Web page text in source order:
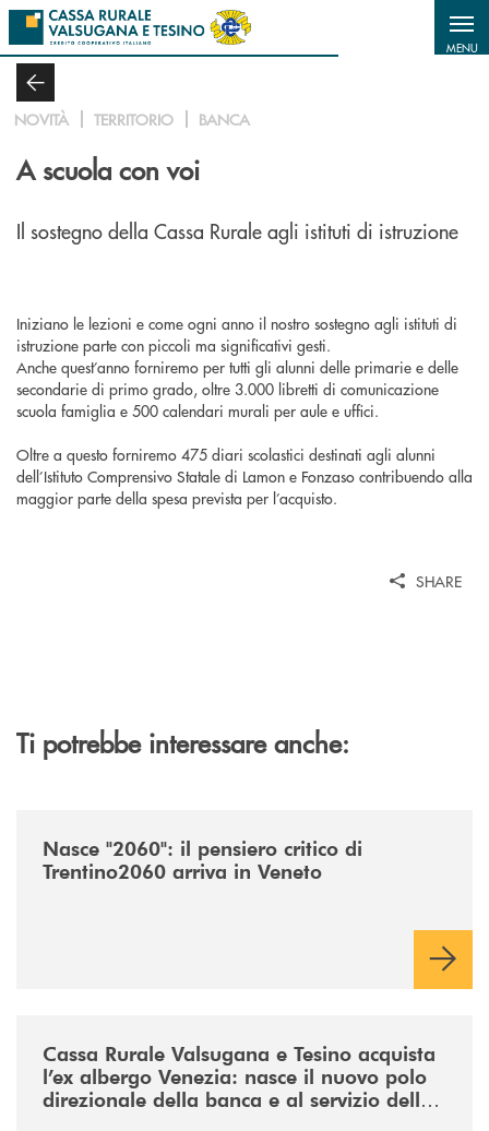
Salta al contenuto principale
MENU
NOVITÀ TERRITORIO BANCA
A scuola con voi
Il sostegno della Cassa Rurale agli istituti di istruzione
Iniziano le lezioni e come ogni anno il nostro sostegno agli istituti di
istruzione parte con piccoli ma significativi gesti.
Anche quest’anno forniremo per tutti gli alunni delle primarie e delle
secondarie di primo grado, oltre 3.000 libretti di comunicazione
scuola famiglia e 500 calendari murali per aule e uffici.
Oltre a questo forniremo 475 diari scolastici destinati agli alunni
dell’Istituto Comprensivo Statale di Lamon e Fonzaso contribuendo alla
maggior parte della spesa prevista per l’acquisto.
SHARE
Ti potrebbe interessare anche:
Nasce "2060": il pensiero critico di
Trentino2060 arriva in Veneto
Cassa Rurale Valsugana e Tesino acquista
l’ex albergo Venezia: nasce il nuovo polo
direzionale della banca e al servizio della